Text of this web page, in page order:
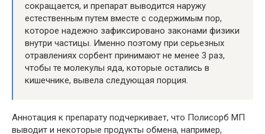
сокращается, и препарат выводится наружу
естественным путем вместе с содержимым пор,
которое надежно зафиксировано законами физики
внутри частицы. Именно поэтому при серьезных
отравлениях сорбент принимают не менее 3 раз,
чтобы те молекулы яда, которые остались в
кишечнике, вывела следующая порция.
Аннотация к препарату подчеркивает, что Полисорб МП
выводит и некоторые продукты обмена, например,